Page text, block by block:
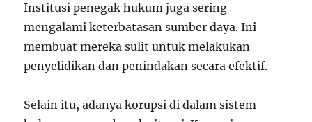
Institusi penegak hukum juga sering
mengalami keterbatasan sumber daya. Ini
membuat mereka sulit untuk melakukan
penyelidikan dan penindakan secara efektif.
Selain itu, adanya korupsi di dalam sistem